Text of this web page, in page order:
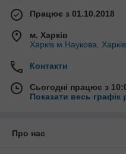
Працює з 01.10.2018
м. Харків
Харків м.Наукова,
Контакти
Сьогодні працює з
Показати весь графік
Про нас